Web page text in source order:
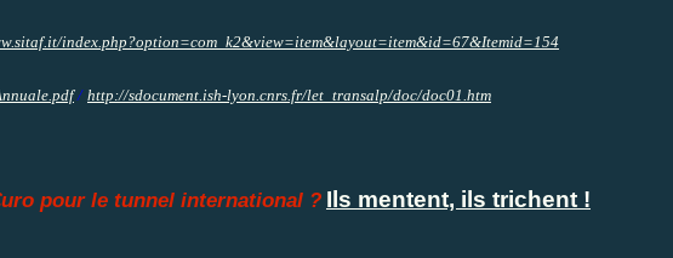
index.php?option=com_k2&view=item&layout=item&id=67&Itemid=154
/ http://sdocument.ish-lyon.cnrs.fr/let_transalp/doc/doc01.htm
pour le tunnel international ? Ils mentent, ils trichent !